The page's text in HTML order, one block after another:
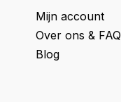
Mijn account
Over ons & FAQ
Blog